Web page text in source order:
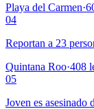
Playa del Carmen·
04
Reportan a 23
Quintana Roo·408
05
Joven es asesinado